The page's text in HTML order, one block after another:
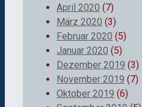
April 2020 (7)
März 2020 (3)
Februar 2020 (5)
Januar 2020 (5)
Dezember 2019 (3)
November 2019 (7)
Oktober 2019 (6)